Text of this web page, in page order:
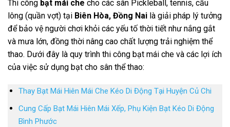
Thi công bạt mái che cho các sân Pickleball, tennis, cầu
lông (quần vợt) tại Biên Hòa, Đồng Nai là giải pháp lý tưởng
để bảo vệ người chơi khỏi các yếu tố thời tiết như nắng gắt
và mưa lớn, đồng thời nâng cao chất lượng trải nghiệm thể
thao. Dưới đây là quy trình thi công bạt mái che và các lợi ích
của việc sử dụng bạt cho sân thể thao:
Thay Bạt Mái Hiên Mái Che Kéo Di Động Tại Huyện Củ Chi
Cung Cấp Bạt Mái Hiên Mái Xếp, Phụ Kiện Bạt Kéo Di Động
Bình Phước